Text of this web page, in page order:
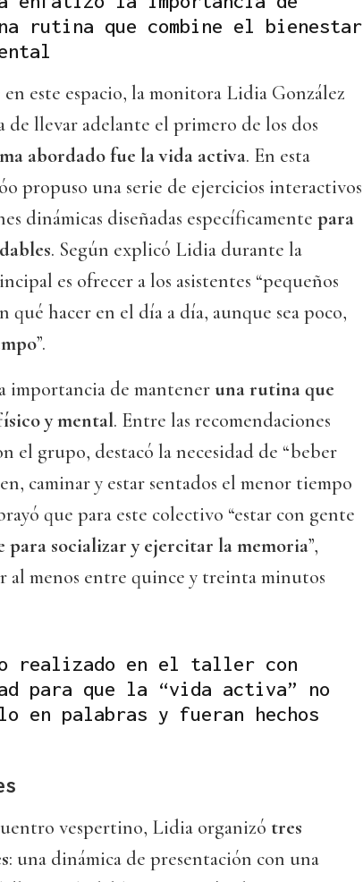
rutina que combine el bienestar
este espacio, la monitora Lidia González
de llevar adelante el primero de los dos
abordado fue la vida activa. En esta
propuso una serie de ejercicios interactivos
dinámicas diseñadas específicamente para
. Según explicó Lidia durante la
es ofrecer a los asistentes “pequeños
qué hacer en el día a día, aunque sea poco,
”.
importancia de manteneruna rutina que
y mental. Entre las recomendaciones
el grupo, destacó la necesidad de “beber
caminar y estar sentados el menor tiempo
que para este colectivo “estar con gente
para socializar y ejercitar la memoria”,
al menos entre quince y treinta minutos
realizado en el taller con
para que la “vida activa” no
en palabras y fueran hechos
vespertino, Lidia organizó tres
: una dinámica de presentación con una